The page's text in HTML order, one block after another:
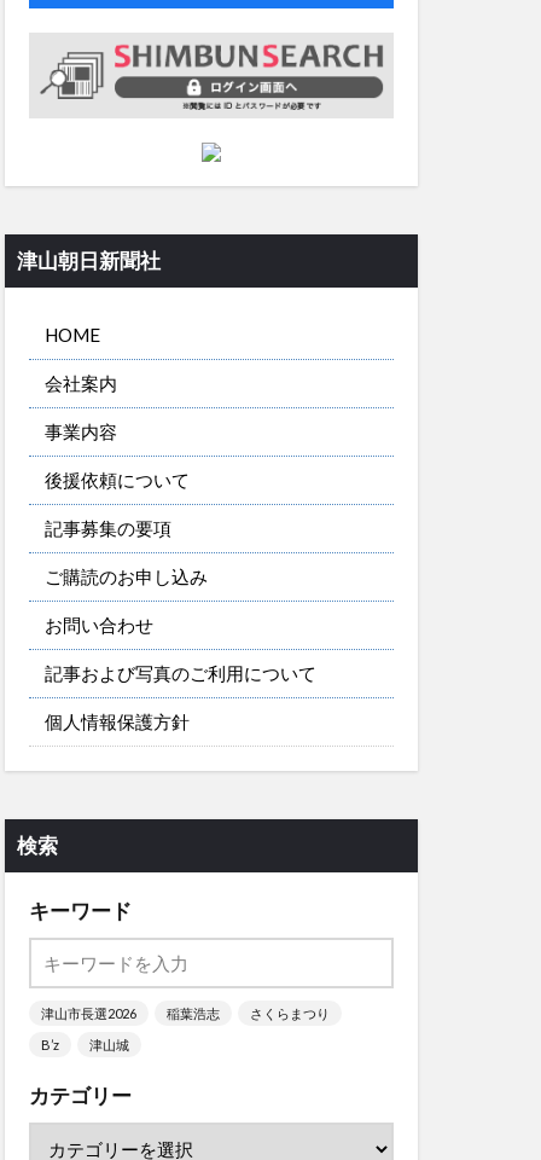
津山朝日新聞社
HOME
会社案内
事業内容
後援依頼について
記事募集の要項
ご購読のお申し込み
お問い合わせ
記事および写真のご利用について
個人情報保護方針
検索
キーワード
津山市長選2026 稲葉浩志
さくらまつり
B’z
津山城
カテゴリー